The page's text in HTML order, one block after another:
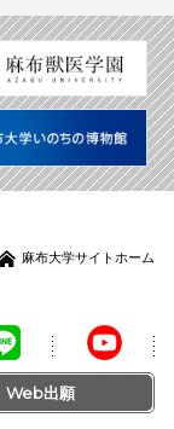
麻布大学サイトホーム
Web出願